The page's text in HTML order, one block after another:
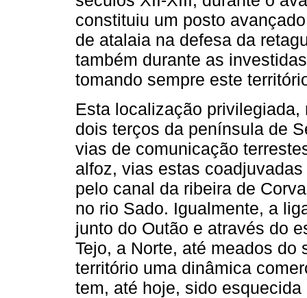
constituiu um posto
de atalaia na defesa da
também durante as
tomando sempre este
Esta localização
dois terços da península de
vias de comunicação
alfoz, vias estas
pelo canal da ribeira de
no rio Sado. Igualmente, a
junto do Outão e através do
Tejo, a Norte, até meados
território uma dinâmica
tem, até hoje, sido